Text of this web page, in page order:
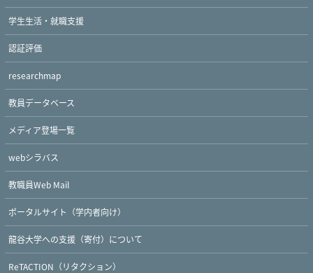
学生生活・就職支援
認証評価
researchmap
教員データベース
メディア登場一覧
webシラバス
教職員Web Mail
ポータルサイト（学内者向け）
龍谷大学への支援（寄付）について
ReTACTION（リタクション）